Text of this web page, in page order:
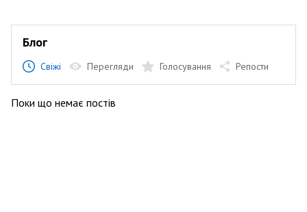
Блог
Свіжі Перегляди Голосування Репости
Поки що немає постів